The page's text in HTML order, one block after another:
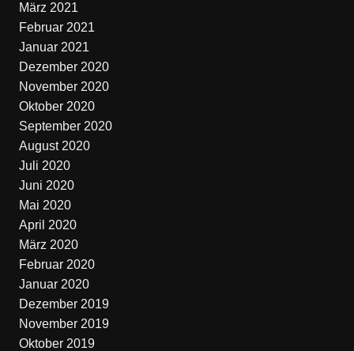
März 2021
Februar 2021
Januar 2021
Dezember 2020
November 2020
Oktober 2020
September 2020
August 2020
Juli 2020
Juni 2020
Mai 2020
April 2020
März 2020
Februar 2020
Januar 2020
Dezember 2019
November 2019
Oktober 2019